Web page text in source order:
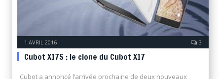
1 AVRIL 2016 3
Cubot X17S : le clone du Cubot X17
Cubot a annoncé l’arrivée prochaine de deux nouveaux